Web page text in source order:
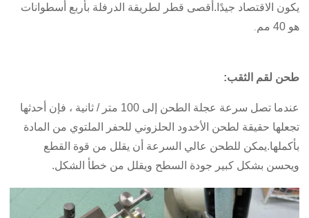
يكون الاقتصاد جيدًا.أقصى قطر لطريقة الدرفلة بأربع أسطوانات
هو 40 مم
طحن لقم الثقب:
عندما تصل سرعة عجلة الطحن إلى 100 متر / ثانية ، فإن أحدثها
تجعلها حقيقة لطحن الأخدود الحلزوني للحفر الملتوي من المادة
بأكملها.يمكن للطحن عالي السرعة أن يقلل من قوة القطع
ويحسن بشكل كبير جودة السطح ويقلل من خطأ الشكل.